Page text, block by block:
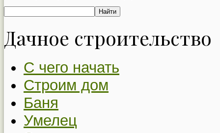
Дачное строительство
С чего начать
Строим дом
Баня
Умелец